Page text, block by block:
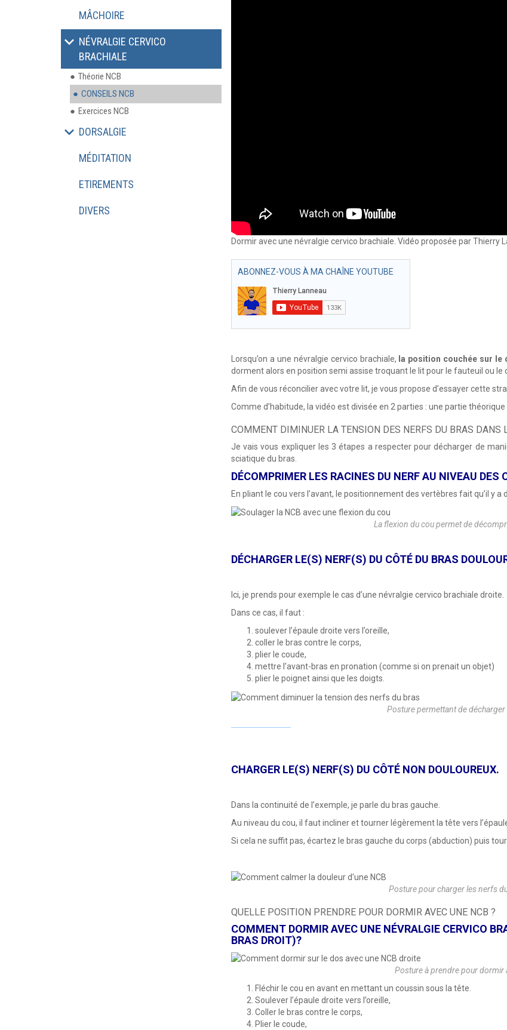
MÂCHOIRE
NÉVRALGIE CERVICO
BRACHIALE
Théorie NCB
CONSEILS NCB
Exercices NCB
DORSALGIE
MÉDITATION
ETIREMENTS
DIVERS
Dormir avec une névralgie cervico brachiale. Vidéo proposée par Thierry
ABONNEZ-VOUS À MA CHAÎNE YOUTUBE
Lorsqu’on a une névralgie cervico brachiale, la position couchée sur le
dorment alors en position semi assise troquant le lit pour le fauteuil ou le
Afin de vous réconcilier avec votre lit, je vous propose d’essayer cette
Comme d’habitude, la vidéo est divisée en 2 parties : une partie
COMMENT DIMINUER LA TENSION DES NERFS DU BRAS DANS
Je vais vous expliquer les 3 étapes a respecter pour décharger de
sciatique du bras.
DÉCOMPRIMER LES RACINES DU NERF AU NIVEAU DES
En pliant le cou vers l’avant, le positionnement des vertèbres fait qu’il y
La flexion du cou permet de
DÉCHARGER LE(S) NERF(S) DU CÔTÉ DU BRAS
Ici, je prends pour exemple le cas d’une névralgie cervico brachiale droite.
Dans ce cas, il faut :
soulever l’épaule droite vers l’oreille,
coller le bras contre le corps,
plier le coude,
mettre l’avant-bras en pronation (comme si on prenait un objet)
plier le poignet ainsi que les doigts.
Posture permettant de
CHARGER LE(S) NERF(S) DU CÔTÉ NON DOULOUREUX.
Dans la continuité de l’exemple, je parle du bras gauche.
Au niveau du cou, il faut incliner et tourner légèrement la tête vers
Si cela ne suffit pas, écartez le bras gauche du corps (abduction) puis
Posture pour charger les nerfs
QUELLE POSITION PRENDRE POUR DORMIR AVEC UNE NCB ?
COMMENT DORMIR AVEC UNE NÉVRALGIE CERVICO
BRAS DROIT)?
Posture à prendre pour dormir
Fléchir le cou en avant en mettant un coussin sous la tête.
Soulever l’épaule droite vers l’oreille,
Coller le bras contre le corps,
Plier le coude,